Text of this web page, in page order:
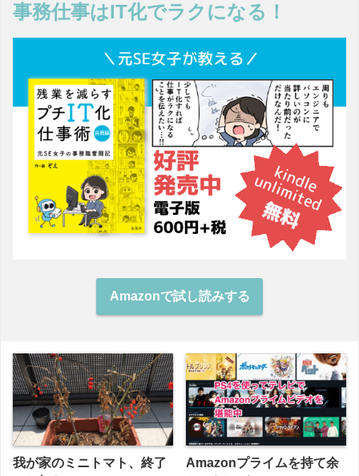
事務仕事はIT化でラクになる！
Amazonで試し読みする
我が家のミニトマト、終了
Amazonプライムを持て余